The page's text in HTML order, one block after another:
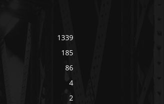
1339
185
86
4
2